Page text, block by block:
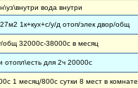
вода внутри
1к+кух+с/у/д отоп/элек двор/общ
общ 32000с-38000с в месяц
отопл\есть для 2ч 20000с
1 месяц/800с сутки 8 мест в комнате